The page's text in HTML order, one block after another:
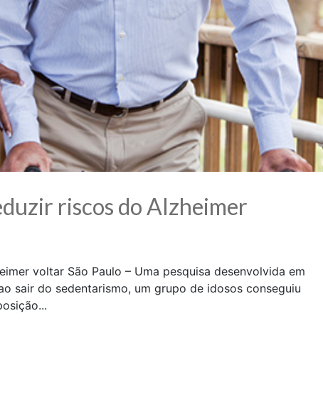
riscos do Alzheimer
voltar São Paulo – Uma pesquisa desenvolvida em
sair do sedentarismo, um grupo de idosos conseguiu